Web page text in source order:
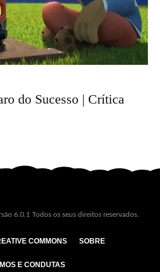
do Sucesso | Crítica
6.0.1 Todos os seus direitos reservados.
COMMONS SOBRE
E CONDUTAS